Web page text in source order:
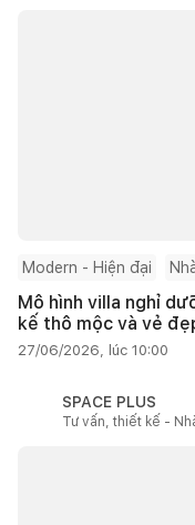
Modern - Hiện đại
Mô hình villa nghỉ
kế thô mộc và vẻ
27/06/2026, lúc 10:00
SPACE PLUS
Tư vấn, thiết kế -